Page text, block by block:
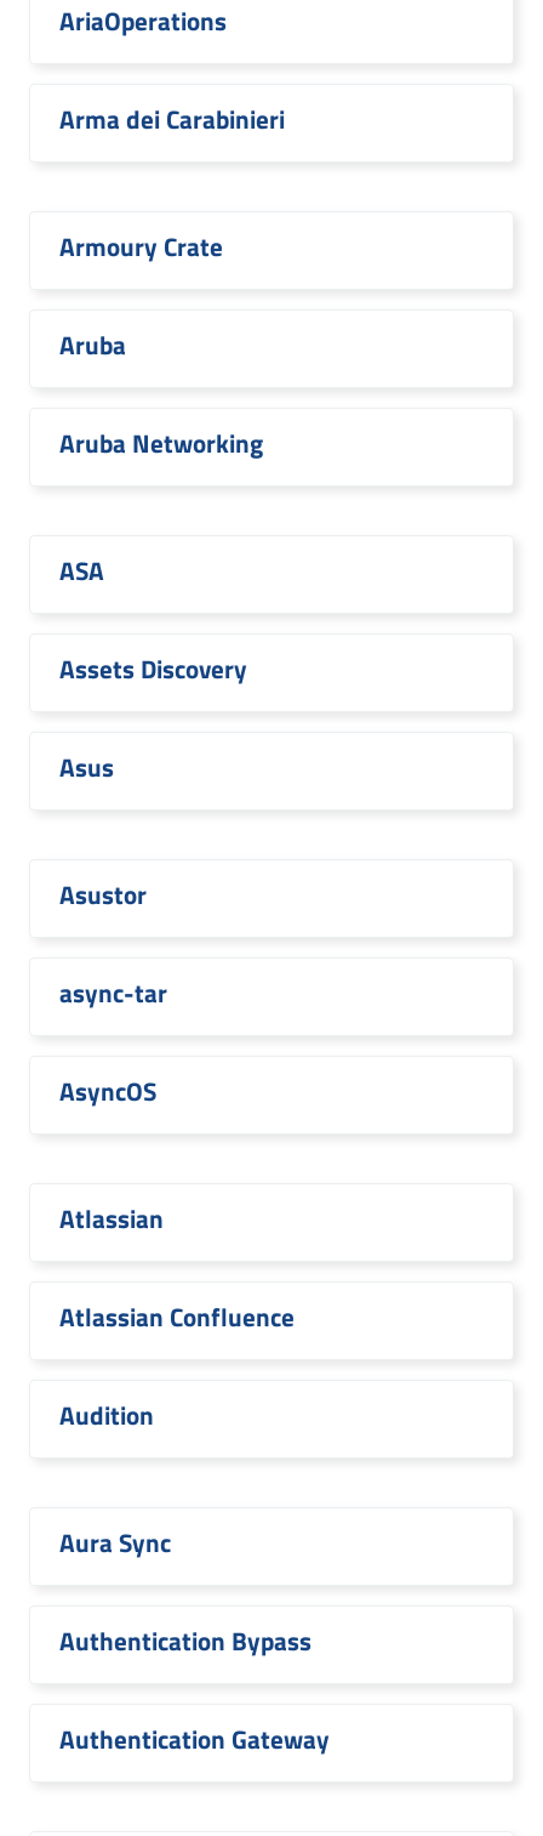
AriaOperations
Arma dei Carabinieri
Armoury Crate
Aruba
Aruba Networking
ASA
Assets Discovery
Asus
Asustor
async-tar
AsyncOS
Atlassian
Atlassian Confluence
Audition
Aura Sync
Authentication Bypass
Authentication Gateway